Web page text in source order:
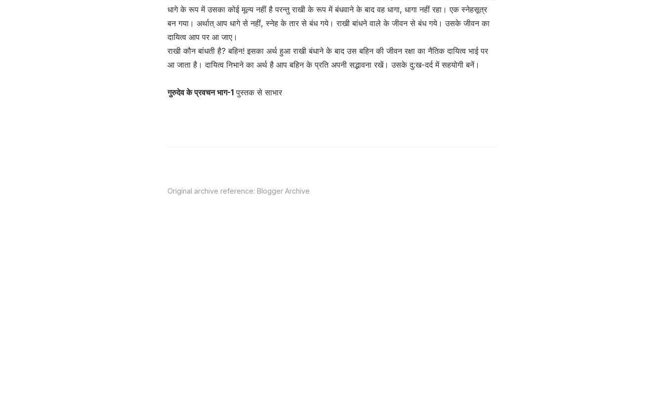
धागे के रूप में उसका कोई मूल्य नहीं है परन्तु राखी के रूप में बंधवाने के बाद वह धागा, धागा नहीं रहा। एक स्नेहसूत्र
बन गया। अर्थात् आप धागे से नहीं, स्नेह के तार से बंध गये। राखी बांधने वाले के जीवन से बंध गये। उसके जीवन का
दायित्व आप पर आ जाए।
राखी कौन बांधती है? बहिन! इसका अर्थ हुआ राखी बंधाने के बाद उस बहिन की जीवन रक्षा का नैतिक दायित्व भाई पर
आ जाता है। दायित्व निभाने का अर्थ है आप बहिन के प्रति अपनी सद्भावना रखें। उसके दु:ख-दर्द में सहयोगी बनें।
गुरुदेव के प्रवचन भाग-1 पुस्तक से साभार
Original archive reference:Blogger Archive